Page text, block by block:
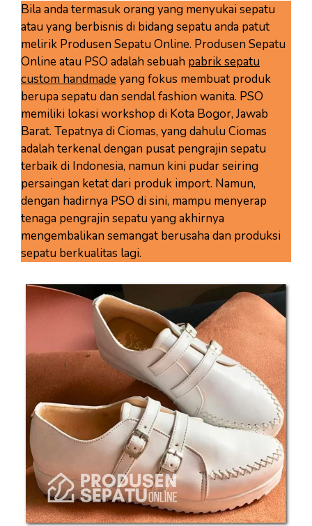
Bila anda termasuk orang yang menyukai sepatu
atau yang berbisnis di bidang sepatu anda patut
melirik Produsen Sepatu Online. Produsen Sepatu
Online atau PSO adalah sebuah pabrik sepatu
custom handmadeyang fokus membuat produk
berupa sepatu dan sendal fashion wanita. PSO
memiliki lokasi workshop di Kota Bogor, Jawab
Barat. Tepatnya di Ciomas, yang dahulu Ciomas
adalah terkenal dengan pusat pengrajin sepatu
terbaik di Indonesia, namun kini pudar seiring
persaingan ketat dari produk import. Namun,
dengan hadirnya PSO di sini, mampu menyerap
tenaga pengrajin sepatu yang akhirnya
mengembalikan semangat berusaha dan produksi
sepatu berkualitas lagi.